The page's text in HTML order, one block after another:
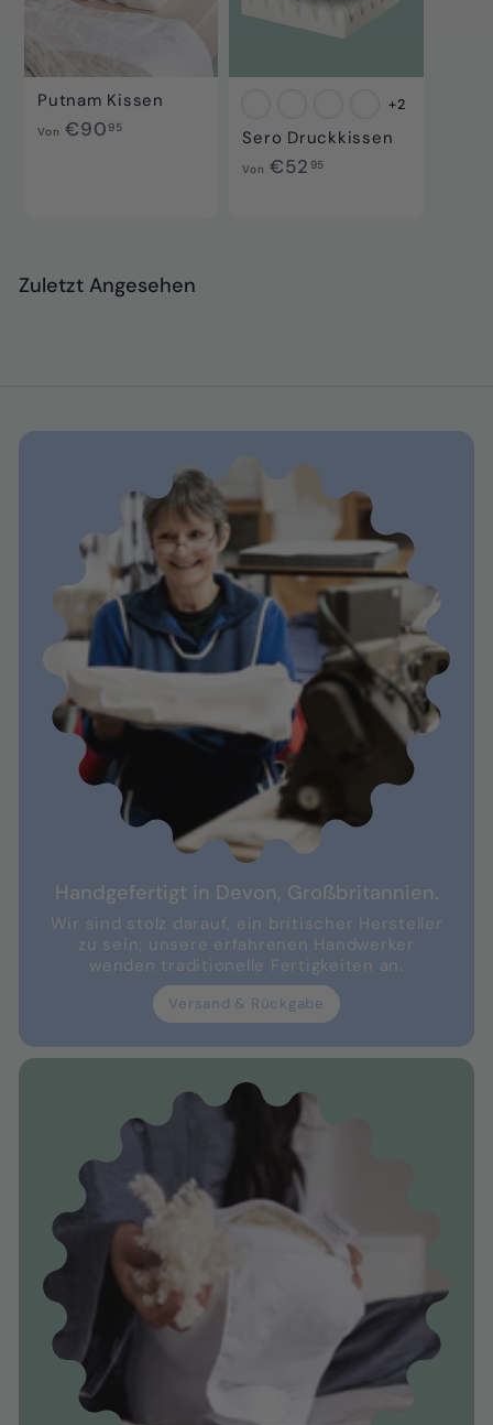
5
Putnam Kissen
Von €90 95V
9
+2
Sero Druckkissen
Von €52 95
Zuletzt Angesehen
Handgefertigt in Devon, Großbritannien.
Wir sind stolz darauf, ein britischer Hersteller
zu sein; unsere erfahrenen Handwerker
wenden traditionelle Fertigkeiten an.
Versand & Rückgabe